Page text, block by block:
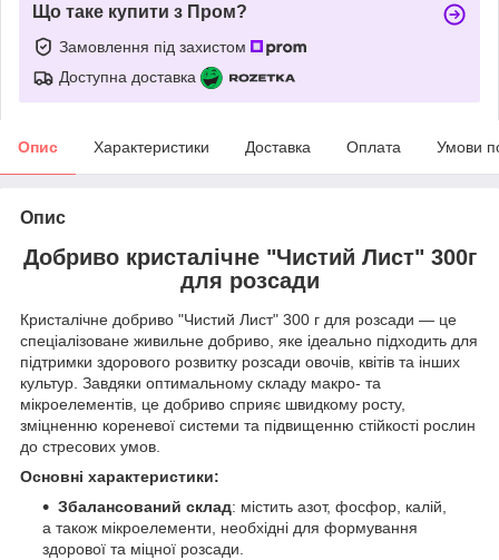
Що таке купити з Пром?
Замовлення під захистом
Доступна доставка
Опис Характеристики Доставка Оплата Умови
Опис
Добриво кристалічне "Чистий Лист" 300г
для розсади
Кристалічне добриво "Чистий Лист" 300 г для розсади — це
спеціалізоване живильне добриво, яке ідеально підходить для
підтримки здорового розвитку розсади овочів, квітів та інших
культур. Завдяки оптимальному складу макро- та
мікроелементів, це добриво сприяє швидкому росту,
зміцненню кореневої системи та підвищенню стійкості рослин
до стресових умов.
Основні характеристики:
Збалансований склад: містить азот, фосфор, калій,
а також мікроелементи, необхідні для формування
здорової та міцної розсади.